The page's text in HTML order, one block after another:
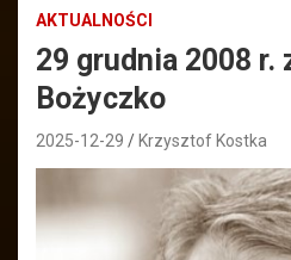
AKTUALNOŚCI
29 grudnia 2008 r.
Bożyczko
2025-12-29 Krzysztof Kostka